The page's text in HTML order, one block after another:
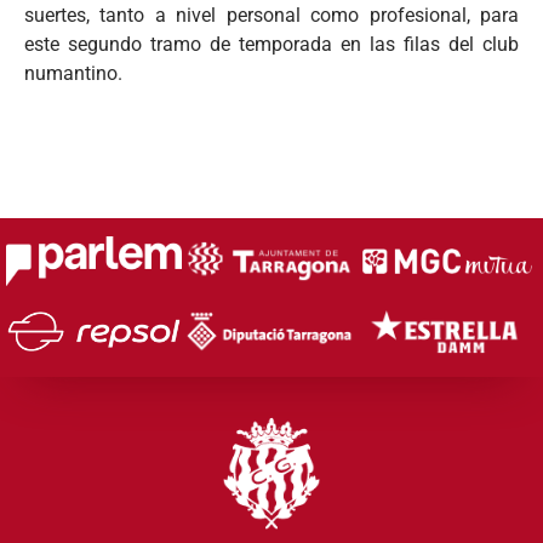
suertes, tanto a nivel personal como profesional, para
este segundo tramo de temporada en las filas del club
numantino.